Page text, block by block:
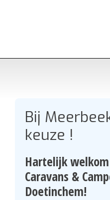
Bij
keuze !
Hartelijk
Caravans &
Doetinchem!